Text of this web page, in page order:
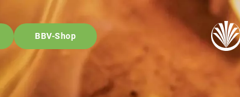
BBV-Shop